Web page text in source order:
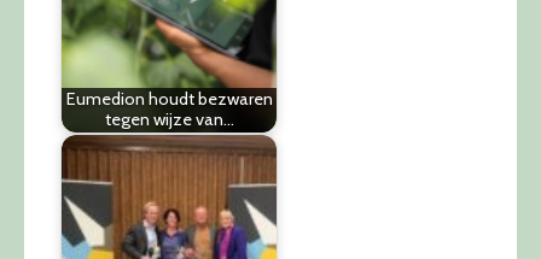
Eumedion houdt bezwaren
tegen wijze van…